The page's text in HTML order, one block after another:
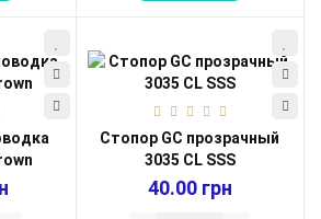
Cтопор GC прозрачный
3035 CL SSS
40.00 грн